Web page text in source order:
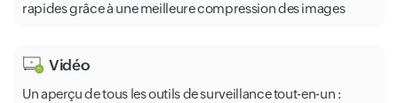
rapides grâce à une meilleure compression des images
Vidéo
Un aperçu de tous les outils de surveillance tout-en-un :